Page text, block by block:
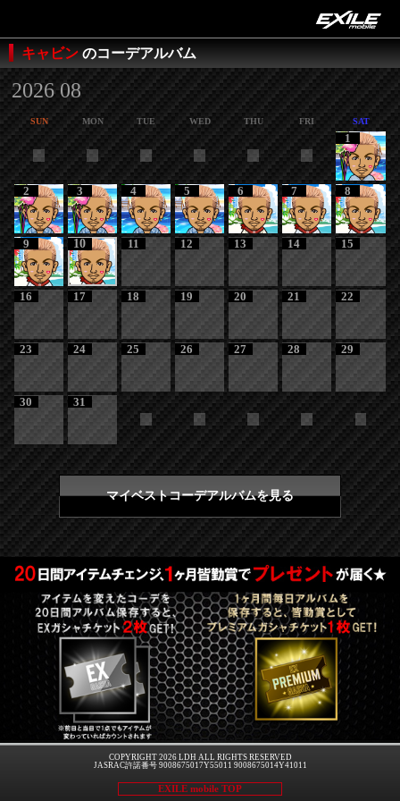
キャビン のコーデアルバム
2026 08
SUN MON TUE WED THU FRI SAT
1
2 3 4 5 6 7 8
9 10 11 12 13 14 15
16 17 18 19 20 21 22
23 24 25 26 27 28 29
30 31
マイベストコーデアルバムを見る
COPYRIGHT 2026 LDH ALL RIGHTS RESERVED
JASRAC許諾番号 9008675017Y55011 9008675014Y41011
EXILE mobile TOP